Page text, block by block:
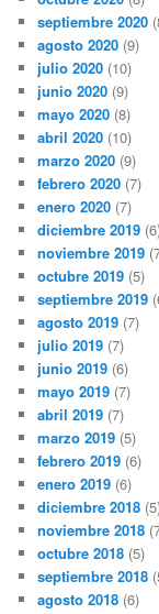
septiembre 2020
agosto 2020 (9)
julio 2020 (10)
junio 2020 (9)
mayo 2020 (8)
abril 2020 (10)
marzo 2020 (9)
febrero 2020 (7)
enero 2020 (7)
diciembre 2019
noviembre 2019
octubre 2019 (5)
septiembre 2019
agosto 2019 (7)
julio 2019 (7)
junio 2019 (6)
mayo 2019 (7)
abril 2019 (7)
marzo 2019 (5)
febrero 2019 (6)
enero 2019 (6)
diciembre 2018
noviembre 2018
octubre 2018 (5)
septiembre 2018
agosto 2018 (6)